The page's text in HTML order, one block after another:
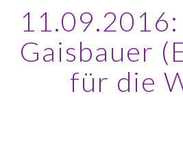
Gaisbauer
für die